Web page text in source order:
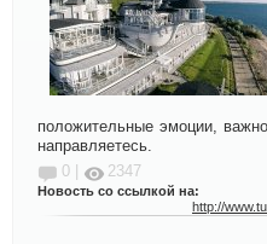
положительные эмоции,
направляетесь.
0 |
2347
Новость со ссылкой на:
http://